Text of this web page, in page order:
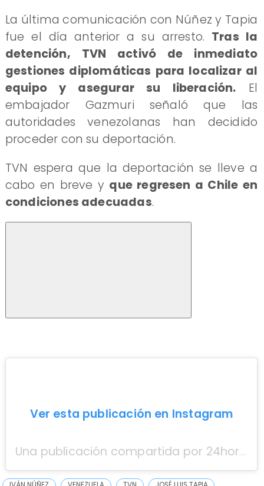
La última comunicación con Núñez y Tapia
fue el día anterior a su arresto. Tras la
detención, TVN activó de inmediato
gestiones diplomáticas para localizar al
equipo y asegurar su liberación. El
embajador Gazmuri señaló que las
autoridades venezolanas han decidido
proceder con su deportación.
TVN espera que la deportación se lleve a
cabo en breve y que regresen a Chile en
condiciones adecuadas.
Ver esta publicación en Instagram
Una publicación compartida por 24horascl (@24horascl)